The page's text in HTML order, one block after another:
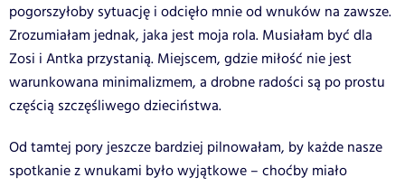
pogorszyłoby sytuację i odcięło mnie od wnuków na zawsze.
Zrozumiałam jednak, jaka jest moja rola. Musiałam być dla
Zosi i Antka przystanią. Miejscem, gdzie miłość nie jest
warunkowana minimalizmem, a drobne radości są po prostu
częścią szczęśliwego dzieciństwa.
Od tamtej pory jeszcze bardziej pilnowałam, by każde nasze
spotkanie z wnukami było wyjątkowe – choćby miało